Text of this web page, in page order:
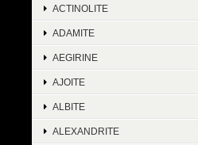
ACTINOLITE
ADAMITE
AEGIRINE
AJOITE
ALBITE
ALEXANDRITE